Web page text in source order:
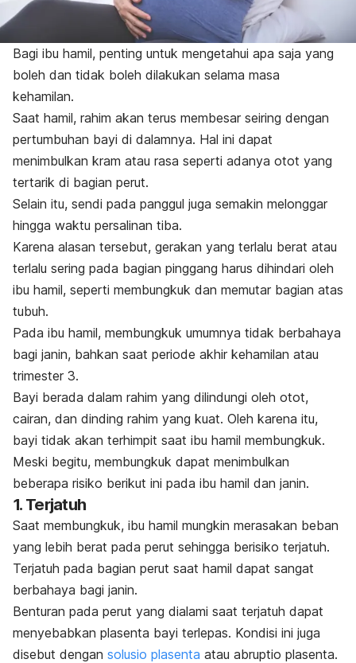
Bagi ibu hamil, penting untuk mengetahui apa saja yang
boleh dan tidak boleh dilakukan selama masa
kehamilan.
Saat hamil, rahim akan terus membesar seiring dengan
pertumbuhan bayi di dalamnya. Hal ini dapat
menimbulkan kram atau rasa seperti adanya otot yang
tertarik di bagian perut.
Selain itu, sendi pada panggul juga semakin melonggar
hingga waktu persalinan tiba.
Karena alasan tersebut, gerakan yang terlalu berat atau
terlalu sering pada bagian pinggang harus dihindari oleh
ibu hamil, seperti membungkuk dan memutar bagian atas
tubuh.
Pada ibu hamil, membungkuk umumnya tidak berbahaya
bagi janin, bahkan saat periode akhir kehamilan atau
trimester 3.
Bayi berada dalam rahim yang dilindungi oleh otot,
cairan, dan dinding rahim yang kuat. Oleh karena itu,
bayi tidak akan terhimpit saat ibu hamil membungkuk.
Meski begitu, membungkuk dapat menimbulkan
beberapa risiko berikut ini pada ibu hamil dan janin.
1. Terjatuh
Saat membungkuk, ibu hamil mungkin merasakan beban
yang lebih berat pada perut sehingga berisiko terjatuh.
Terjatuh pada bagian perut saat hamil dapat sangat
berbahaya bagi janin.
Benturan pada perut yang dialami saat terjatuh dapat
menyebabkan plasenta bayi terlepas. Kondisi ini juga
disebut dengan solusio plasenta atau abruptio plasenta.